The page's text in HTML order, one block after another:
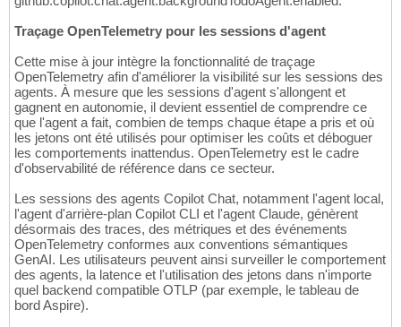
Traçage OpenTelemetry pour les sessions d'agent
Cette mise à jour intègre la fonctionnalité de traçage
OpenTelemetry afin d'améliorer la visibilité sur les sessions des
agents. À mesure que les sessions d'agent s'allongent et
gagnent en autonomie, il devient essentiel de comprendre ce
que l'agent a fait, combien de temps chaque étape a pris et où
les jetons ont été utilisés pour optimiser les coûts et déboguer
les comportements inattendus. OpenTelemetry est le cadre
d'observabilité de référence dans ce secteur.
Les sessions des agents Copilot Chat, notamment l'agent local,
l'agent d'arrière-plan Copilot CLI et l'agent Claude, génèrent
désormais des traces, des métriques et des événements
OpenTelemetry conformes aux conventions sémantiques
GenAI. Les utilisateurs peuvent ainsi surveiller le comportement
des agents, la latence et l'utilisation des jetons dans n'importe
quel backend compatible OTLP (par exemple, le tableau de
bord Aspire).